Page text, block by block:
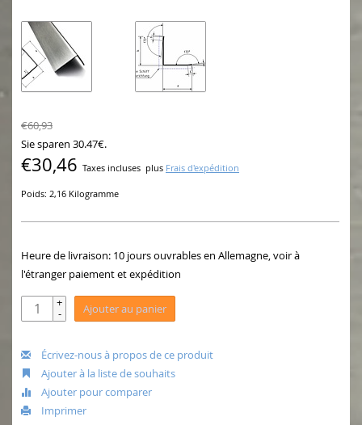
€60,93
Sie sparen 30.47€.
€30,46 Taxes incluses plus Frais d'expédition
Poids: 2,16 Kilogramme
Heure de livraison: 10 jours ouvrables en Allemagne, voir à
l'étranger paiement et expédition
+
- Ajouter au panier
Écrivez-nous à propos de ce produit
Ajouter à la liste de souhaits
Ajouter pour comparer
Imprimer